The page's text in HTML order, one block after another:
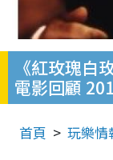
《紅玫瑰白
電影回顧
首頁 玩樂情